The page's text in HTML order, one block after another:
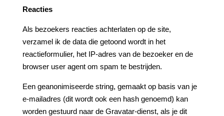
Reacties
Als bezoekers reacties achterlaten op de site,
verzamel ik de data die getoond wordt in het
reactieformulier, het IP-adres van de bezoeker en de
browser user agent om spam te bestrijden.
Een geanonimiseerde string, gemaakt op basis van je
e-mailadres (dit wordt ook een hash genoemd) kan
worden gestuurd naar de Gravatar-dienst, als je dit